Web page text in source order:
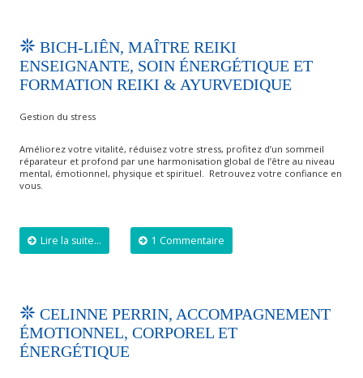
BICH-LIÊN, MAÎTRE REIKI
ENSEIGNANTE, SOIN ÉNERGÉTIQUE ET
FORMATION REIKI & AYURVEDIQUE
Gestion du stress
Améliorez votre vitalité, réduisez votre stress, profitez d’un sommeil
réparateur et profond par une harmonisation global de l’être au niveau
mental, émotionnel, physique et spirituel. ​ Retrouvez votre confiance en
vous.
Lire la suite... 1 Commentaire
CELINNE PERRIN, ACCOMPAGNEMENT
ÉMOTIONNEL, CORPOREL ET
ÉNERGÉTIQUE